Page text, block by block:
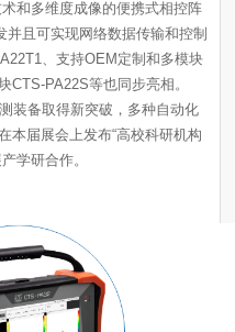
CTS-PA22S等也同步亮相。
学研合作。